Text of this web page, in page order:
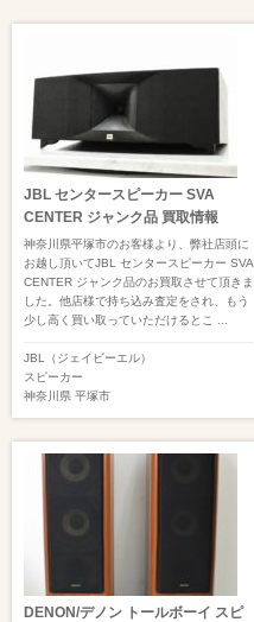
JBL センタースピーカー SVA
CENTER ジャンク品 買取情報
神奈川県平塚市のお客様より、弊社店頭に
お越し頂いてJBL センタースピーカー SVA
CENTER ジャンク品のお買取させて頂きま
した。他店様で持ち込み査定をされ、もう
少し高く買い取っていただけるとこ ...
JBL（ジェイビーエル）
スピーカー
神奈川県 平塚市
DENON/デノン トールボーイ スピ